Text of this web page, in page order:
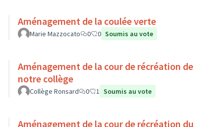
Aménagement de la coulée verte
Marie Mazzocato 0 0 Soumis au vote
Aménagement de la cour de récréation de
notre collège
Collège Ronsard 0 1 Soumis au vote
Aménagement de la cour de récréation du